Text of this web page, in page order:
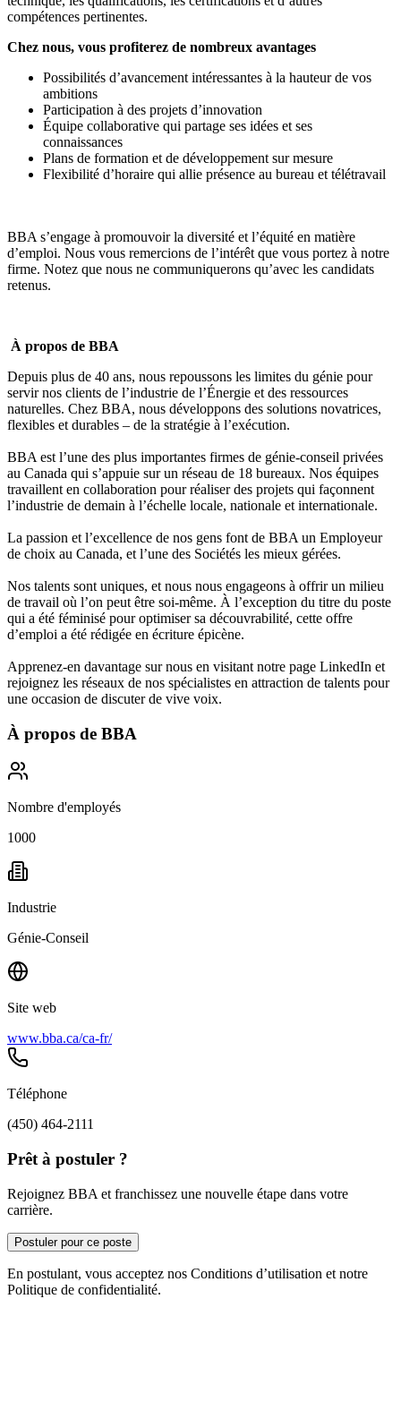
compétences pertinentes.
Chez nous, vous profiterez de nombreux avantages
Possibilités d’avancement intéressantes à la hauteur de vos
ambitions
Participation à des projets d’innovation
Équipe collaborative qui partage ses idées et ses
connaissances
Plans de formation et de développement sur mesure
Flexibilité d’horaire qui allie présence au bureau et télétravail
BBA s’engage à promouvoir la diversité et l’équité en matière
d’emploi. Nous vous remercions de l’intérêt que vous portez à notre
firme. Notez que nous ne communiquerons qu’avec les candidats
retenus.
À propos de BBA
Depuis plus de 40 ans, nous repoussons les limites du génie pour
servir nos clients de l’industrie de l’Énergie et des ressources
naturelles. Chez BBA, nous développons des solutions novatrices,
flexibles et durables – de la stratégie à l’exécution.
BBA est l’une des plus importantes firmes de génie-conseil privées
au Canada qui s’appuie sur un réseau de 18 bureaux. Nos équipes
travaillent en collaboration pour réaliser des projets qui façonnent
l’industrie de demain à l’échelle locale, nationale et internationale.
La passion et l’excellence de nos gens font de BBA un Employeur
de choix au Canada, et l’une des Sociétés les mieux gérées.
Nos talents sont uniques, et nous nous engageons à offrir un milieu
de travail où l’on peut être soi-même. À l’exception du titre du poste
qui a été féminisé pour optimiser sa découvrabilité, cette offre
d’emploi a été rédigée en écriture épicène.
Apprenez-en davantage sur nous en visitant notre page LinkedIn et
rejoignez les réseaux de nos spécialistes en attraction de talents pour
une occasion de discuter de vive voix.
À propos de BBA
Nombre d'employés
1000
Industrie
Génie-Conseil
Site web
www.bba.ca/ca-fr/
Téléphone
(450) 464-2111
Prêt à postuler ?
Rejoignez BBA et franchissez une nouvelle étape dans votre
carrière.
Postuler pour ce poste
En postulant, vous acceptez nos Conditions d’utilisation et notre
Politique de confidentialité.